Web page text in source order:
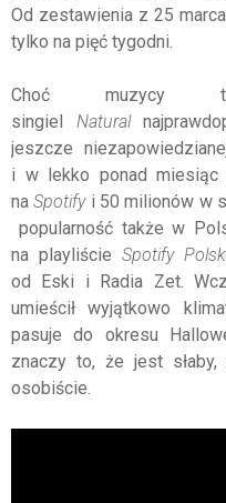
Od zestawienia z 25
tylko na pięć tygodni.
Choć muzycy
singiel Natural
jeszcze
i w lekko ponad miesiąc
naSpotifyi 50 milionów w
popularność także w
na playliście Spotify
od Eski i Radia Zet.
umieścił wyjątkowo
pasuje do okresu
znaczy to, że jest
osobiście.